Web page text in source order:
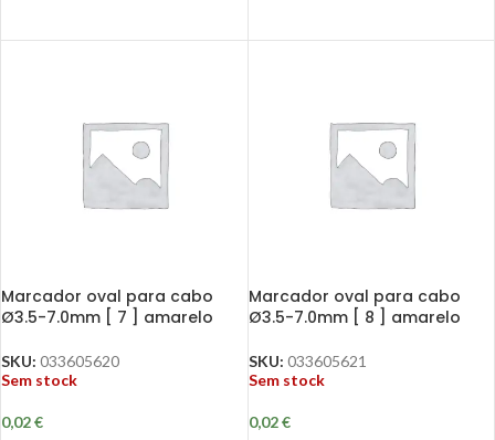
Marcador oval para cabo
Ø3.5-7.0mm [ 7 ] amarelo
SKU: 033605620
Sem stock
0,02€
Marcador oval para cabo
Ø3.5-7.0mm [ 8 ] amarelo
SKU: 033605621
Sem stock
0,02€